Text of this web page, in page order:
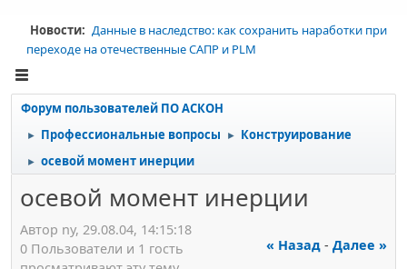
Новости: Данные в наследство: как сохранить наработки при
переходе на отечественные САПР и PLM
Форум пользователей ПО АСКОН
► Профессиональные вопросы ► Конструирование
► осевой момент инерции
осевой момент инерции
Автор ny, 29.08.04, 14:15:18
« Назад - Далее »
0 Пользователи и 1 гость